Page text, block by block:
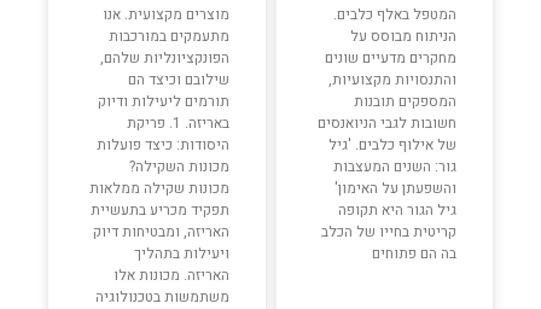
המטפל באלף כלבים.
הניתוח מבוסס על
מחקרים מדעיים שונים
והתנסויות מקצועיות,
המספקים תובנות
חשובות לגבי הניואנסים
של אילוף כלבים. 'גיל
גור: השנים המעצבות
והשפעתן על האימון'
גיל הגור היא תקופה
קריטית בחייו של הכלב
בה הם פתוחים
מוצרים מקצועית. אנו
מתעמקים במורכבות
הפונקציונליות שלהם,
שילובם וכיצד הם
תורמים ליעילות ודיוק
באריזה. 1. פריקת
היסודות: כיצד פועלות
מכונות השקילה?
מכונות שקילה ממלאות
תפקיד מכריע בתעשיית
האריזה, ומבטיחות דיוק
ויעילות בתהליך
האריזה. מכונות אלו
משתמשות בטכנולוגיה